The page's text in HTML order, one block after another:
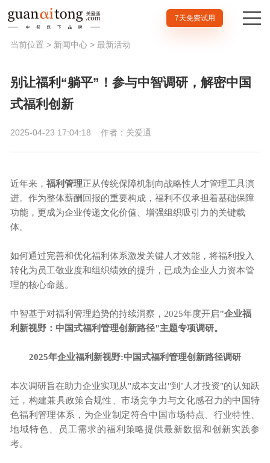
7天免费试用
当前位置 > 新闻中心 > 最新活动
别让福利“躺平”！参与中智调研，解密中国
式福利创新
2025-04-23 17:04:18 作者：关爱通
近年来， 福利管理正从传统保障机制向战略性人才管理工具演
进。作为整体薪酬回报的重要构成，福利不仅承担着基础保障
功能，更成为企业传递文化价值、增强组织吸引力的关键载
体。
如何通过完善和优化福利体系激发关键人才效能，将福利投入
转化为员工敬业度和组织绩效的提升，已成为企业人力资本管
理的核心命题。
中智基于对福利管理趋势的持续洞察， 2025年度开启"企业福
利新视野：中国式福利管理创新路径"主题专项调研。
2025年企业福利新视野:中国式福利管理创新路径调研
本次调研旨在助力企业实现从"成本支出"到"人才投资"的认知跃
迁，构建兼具政策合规性、市场竞争力与文化感召力的中国特
色福利管理体系，为企业制定符合中国市场特点、行业特性、
地域特色、员工需求的福利策略提供最新数据和创新实践参
考。